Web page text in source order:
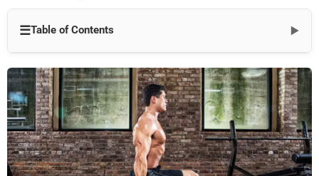
☰Table of Contents ▼
Sådan vælger du de rigtige håndvægte til dine mål
Opvarmning: Forbered din krop på maksimal styrkefremgang
Vigtige håndvægtsøvelser til at opbygge styrke